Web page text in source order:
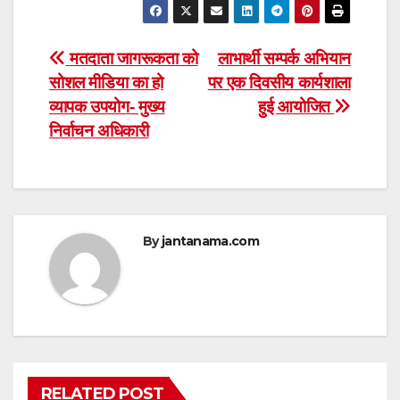
Post
navigation
लाभार्थी सम्पर्क अभियान
पर एक दिवसीय कार्यशाला
हुई आयोजित
मतदाता जागरूकता को
सोशल मीडिया का हो
व्यापक उपयोग- मुख्य
निर्वाचन अधिकारी
Byjantanama.com
RELATED POST